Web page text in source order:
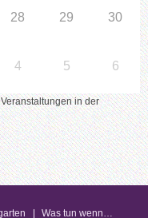
28 29 30
4 5 6
in der
Was tun wenn…